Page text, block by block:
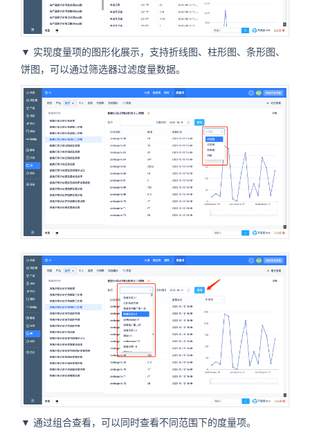
▼ 实现度量项的图形化展示，支持折线图、柱形图、条形图、
饼图，可以通过筛选器过滤度量数据。
▼ 通过组合查看，可以同时查看不同范围下的度量项。